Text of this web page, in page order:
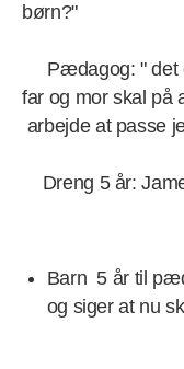
børn?"
Pædagog: " det
far og mor skal
arbejde at passe
Dreng 5 år:
Barn 5 år til
og siger at nu